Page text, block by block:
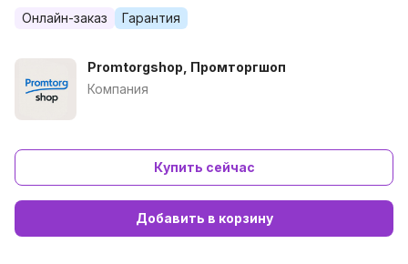
Онлайн-заказ Гарантия
Promtorgshop, Промторгшоп
Компания
Купить сейчас
Добавить в корзину